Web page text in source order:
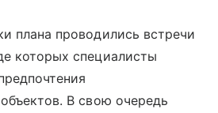
плана проводились встречи
которых специалисты
В свою очередь